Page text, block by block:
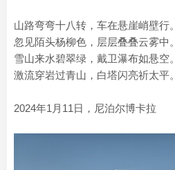
山路弯弯十八转，车在悬崖峭壁行。
忽见陌头杨柳色，层层叠叠云雾中。
雪山来水碧翠绿，戴卫瀑布如悬空。
激流穿岩过青山，白塔闪亮祈太平。
2024年1月11日，尼泊尔博卡拉